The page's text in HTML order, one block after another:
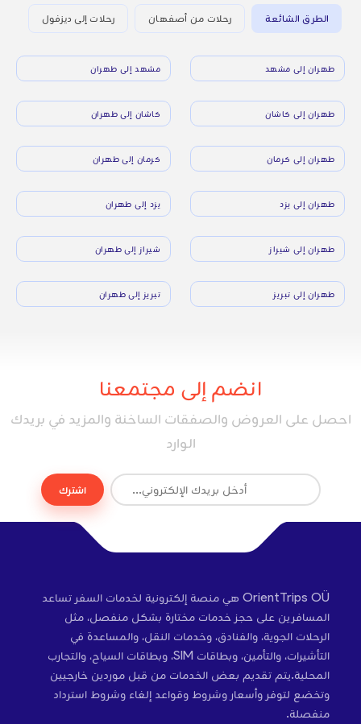
الطرق الشائعة رحلات من أصفهان رحلات إلى ديزفول
طهران إلى مشهد مشهد إلى طهران
طهران إلى كاشان كاشان إلى طهران
طهران إلى كرمان كرمان إلى طهران
طهران إلى يزد يزد إلى طهران
طهران إلى شيراز شيراز إلى طهران
طهران إلى تبريز تبريز إلى طهران
انضم إلى مجتمعنا
احصل على العروض والصفقات الساخنة والمزيد في بريدك
الوارد
اشترك
OrientTrips OÜ هي منصة إلكترونية لخدمات السفر تساعد
المسافرين على حجز خدمات مختارة بشكل منفصل، مثل
الرحلات الجوية، والفنادق، وخدمات النقل، والمساعدة في
التأشيرات، والتأمين، وبطاقات SIM، وبطاقات السياح، والتجارب
المحلية.يتم تقديم بعض الخدمات من قبل موردين خارجيين
وتخضع لتوفر وأسعار وشروط وقواعد إلغاء وشروط استرداد
منفصلة.